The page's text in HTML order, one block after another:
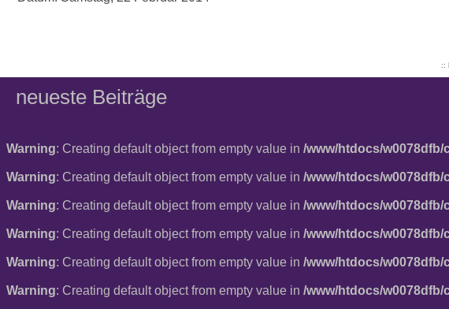
::
neueste Beiträge
Warning: Creating default object from empty value in /www/htdocs/
Warning: Creating default object from empty value in /www/htdocs/
Warning: Creating default object from empty value in /www/htdocs/
Warning: Creating default object from empty value in /www/htdocs/
Warning: Creating default object from empty value in /www/htdocs/
Warning: Creating default object from empty value in /www/htdocs/